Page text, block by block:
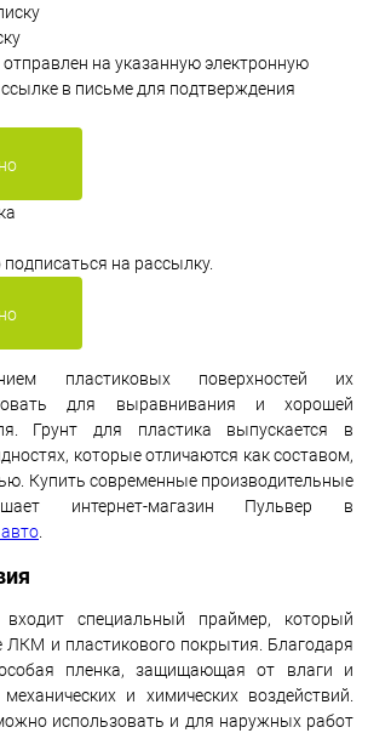
на указанную электронную
ссылке в письме для подтверждения
на рассылку.
пластиковых поверхностей их
для выравнивания и хорошей
Грунт для пластика выпускается в
которые отличаются как составом,
Купить современные производительные
интернет-магазин Пульвер в
специальный праймер, который
ЛКМ и пластикового покрытия. Благодаря
пленка, защищающая от влаги и
и химических воздействий.
использовать и для наружных работ